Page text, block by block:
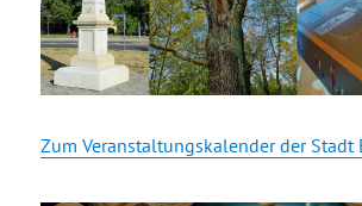
Zum Veranstaltungskalender der Stadt